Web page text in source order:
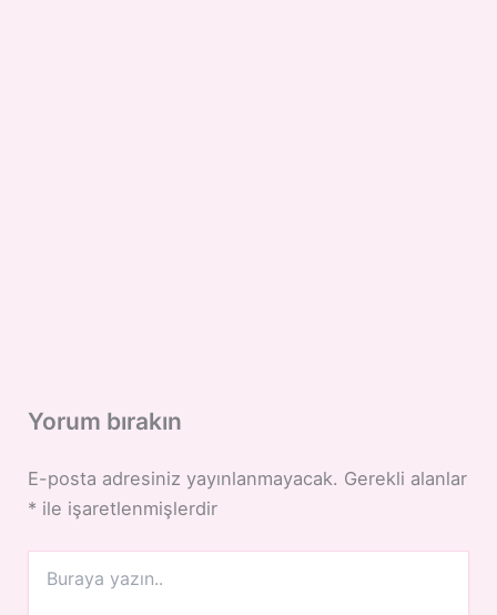
Yorum bırakın
E-posta adresiniz yayınlanmayacak. Gerekli alanlar
* ile işaretlenmişlerdir
yazın..